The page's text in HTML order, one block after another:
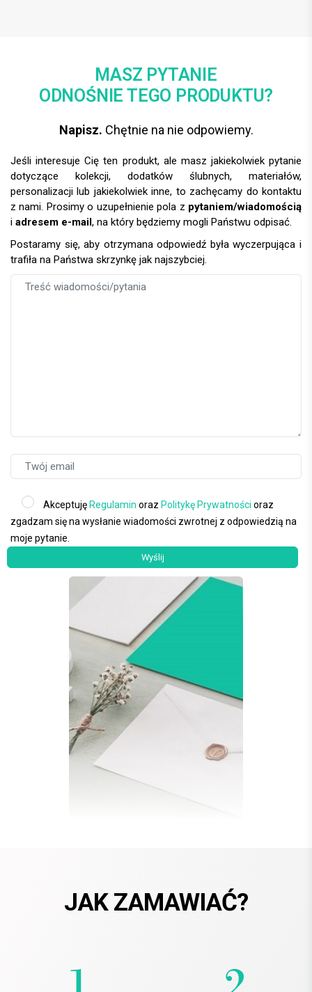
MASZ PYTANIE
ODNOŚNIE TEGO PRODUKTU?
Napisz. Chętnie na nie odpowiemy.
Jeśli interesuje Cię ten produkt, ale masz jakiekolwiek pytanie
dotyczące kolekcji, dodatków ślubnych, materiałów,
personalizacji lub jakiekolwiek inne, to zachęcamy do kontaktu
z nami. Prosimy o uzupełnienie pola z pytaniem/wiadomością
i adresem e-mail, na który będziemy mogli Państwu odpisać.
Postaramy się, aby otrzymana odpowiedź była wyczerpująca i
trafiła na Państwa skrzynkę jak najszybciej.
Akceptuję Regulamin oraz Politykę Prywatności oraz
zgadzam się na wysłanie wiadomości zwrotnej z odpowiedzią na
moje pytanie.
JAK ZAMAWIAĆ?